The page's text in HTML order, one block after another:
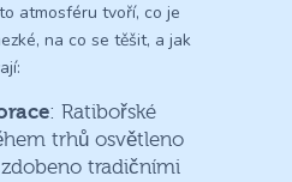
atmosféru tvoří, co je
na co se těšit, a jak
: Ratibořské
trhů osvětleno
tradičními